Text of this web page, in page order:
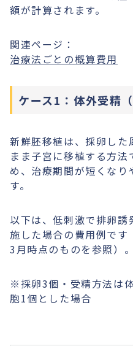
額が計算されます。
関連ページ：
治療法ごとの概算費用
ケース1：体外受精
新鮮胚移植は、採卵した
まま子宮に移植する方
め、治療期間が短くなり
す。
以下は、低刺激で排卵
施した場合の費用例で
3月時点のものを参照）。
※採卵3個・受精方法は
胞1個とした場合